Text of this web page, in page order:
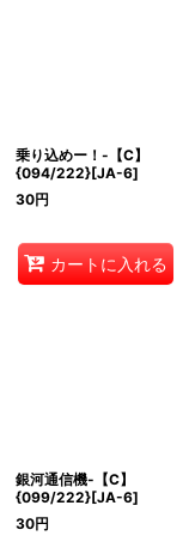
乗り込めー！-【C】
{094/222}[JA-6]
30円
カートに入れる
銀河通信機-【C】
{099/222}[JA-6]
30円